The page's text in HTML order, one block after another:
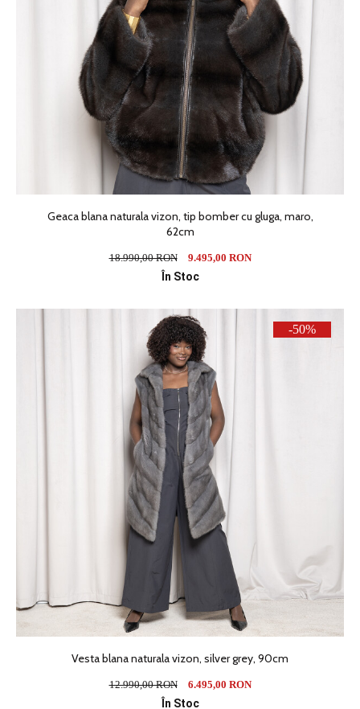
Geaca blana naturala vizon, tip bomber cu gluga, maro,
62cm
18.990,00 RON 9.495,00 RON
În Stoc
-50%
Vesta blana naturala vizon, silver grey, 90cm
12.990,00 RON 6.495,00 RON
În Stoc